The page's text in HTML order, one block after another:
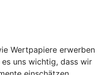
Wertpapiere erwerben
uns wichtig, dass wir